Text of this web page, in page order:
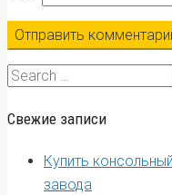
Search
Свежие записи
Купить
завода